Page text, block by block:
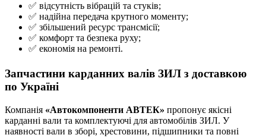
✅ відсутність вібрацій та стуків;
✅ надійна передача крутного моменту;
✅ збільшений ресурс трансмісії;
✅ комфорт та безпека руху;
✅ економія на ремонті.
Запчастини карданних валів ЗИЛ з доставкою
по Україні
Компанія «Автокомпоненти АВТЕК» пропонує якісні
карданні вали та комплектуючі для автомобілів ЗИЛ. У
наявності вали в зборі, хрестовини, підшипники та повні